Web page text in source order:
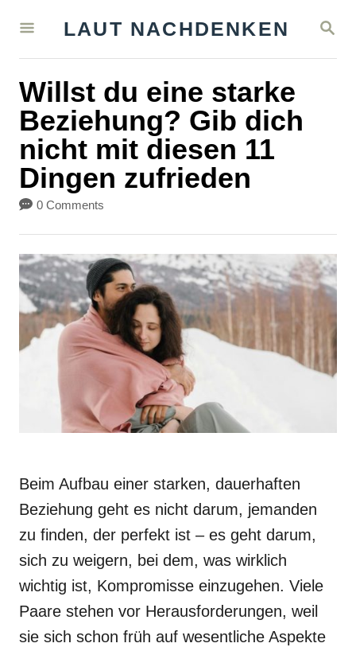
S
A
LAUT NACHDENKEN
Willst du eine starke
Beziehung? Gib dich
nicht mit diesen 11
Dingen zufrieden
0 Comments
Beim Aufbau einer starken, dauerhaften
Beziehung geht es nicht darum, jemanden
zu finden, der perfekt ist – es geht darum,
sich zu weigern, bei dem, was wirklich
wichtig ist, Kompromisse einzugehen. Viele
Paare stehen vor Herausforderungen, weil
sie sich schon früh auf wesentliche Aspekte